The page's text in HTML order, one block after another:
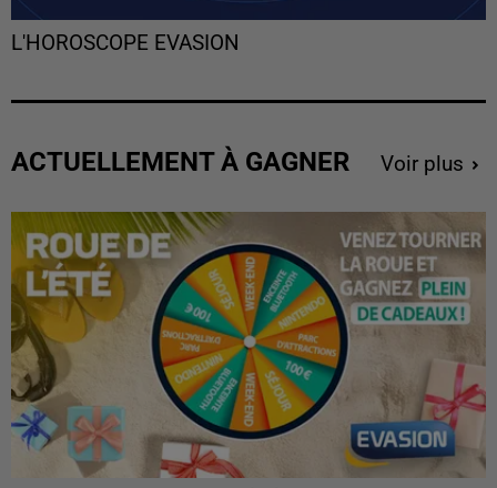
L'HOROSCOPE EVASION
ACTUELLEMENT À GAGNER Voir plus